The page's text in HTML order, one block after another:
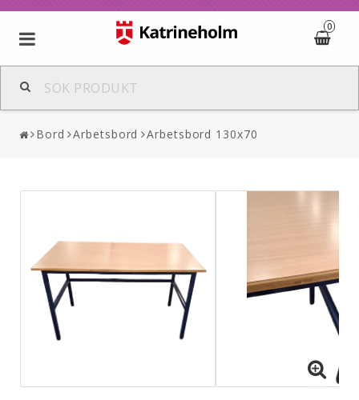
0
Bord Arbetsbord Arbetsbord 130x70